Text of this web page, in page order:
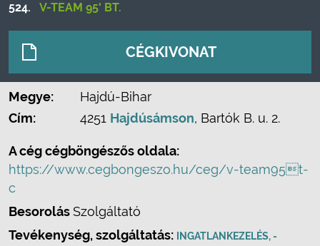
524. V-TEAM 95' BT.
CÉGKIVONAT
Megye:
Hajdú-Bihar
Cím:
4251 Hajdúsámson, Bartók B. u. 2.
A cég cégböngészős oldala:
https://www.cegbongeszo.hu/ceg/v-team95t-
c
BesorolásSzolgáltató
Tevékenység, szolgáltatás:
INGATLANKEZELÉS, -